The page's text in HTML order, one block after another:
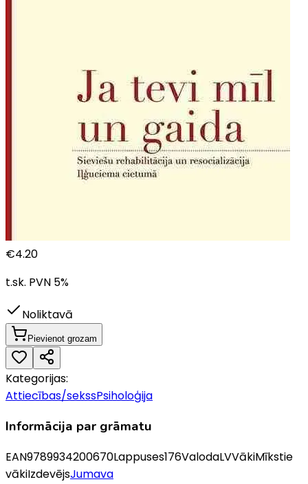
€4.20
t.sk. PVN 5%
Noliktavā
Pievienot grozam
Kategorijas:
Attiecības/sekssPsiholoģija
Informācija par grāmatu
EAN9789934200670Lappuses176ValodaLVVākiMīkstie
vākiIzdevējsJumava